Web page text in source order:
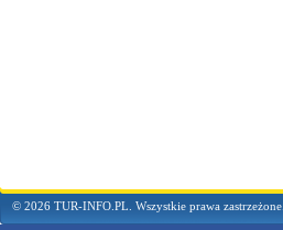
© 2026 TUR-INFO.PL. Wszystkie prawa zastrzeżone.